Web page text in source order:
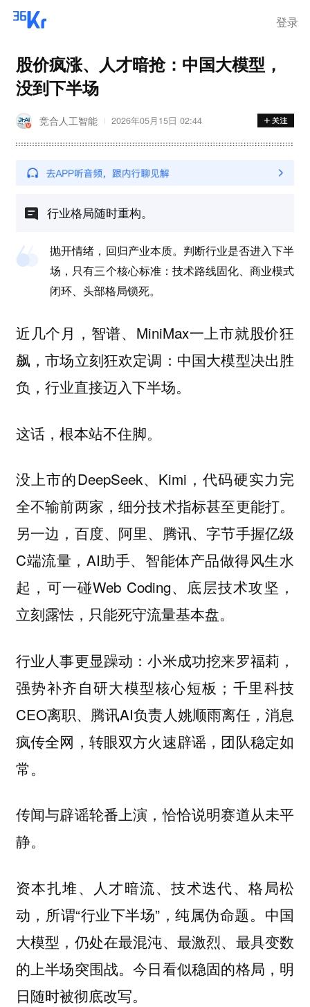
登录
股价疯涨、人才暗抢：中国大模型，
没到下半场
竞合人工智能 2026年05月15日 02:44
行业格局随时重构。
抛开情绪，回归产业本质。判断行业是否进入下半
场，只有三个核心标准：技术路线固化、商业模式
闭环、头部格局锁死。
近几个月，智谱、MiniMax一上市就股价狂
飙，市场立刻狂欢定调：中国大模型决出胜
负，行业直接迈入下半场。
这话，根本站不住脚。
没上市的DeepSeek、Kimi，代码硬实力完
全不输前两家，细分技术指标甚至更能打。
另一边，百度、阿里、腾讯、字节手握亿级
C端流量，AI助手、智能体产品做得风生水
起，可一碰Web Coding、底层技术攻坚，
立刻露怯，只能死守流量基本盘。
行业人事更显躁动：小米成功挖来罗福莉，
强势补齐自研大模型核心短板；千里科技
CEO离职、腾讯AI负责人姚顺雨离任，消息
疯传全网，转眼双方火速辟谣，团队稳定如
常。
传闻与辟谣轮番上演，恰恰说明赛道从未平
静。
资本扎堆、人才暗流、技术迭代、格局松
动，所谓“行业下半场”，纯属伪命题。中国
大模型，仍处在最混沌、最激烈、最具变数
的上半场突围战。今日看似稳固的格局，明
日随时被彻底改写。